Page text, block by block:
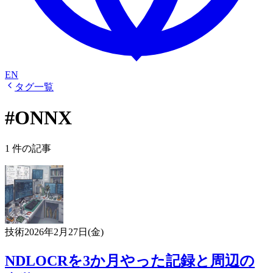
EN
タグ一覧
#ONNX
1 件の記事
技術2026年2月27日(金)
NDLOCRを3か月やった記録と周辺の